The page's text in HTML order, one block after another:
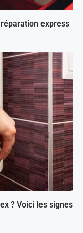
express
? Voici les signes